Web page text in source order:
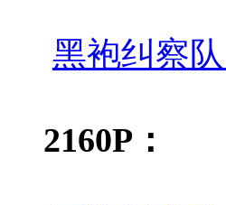
黑袍纠察
2160P：